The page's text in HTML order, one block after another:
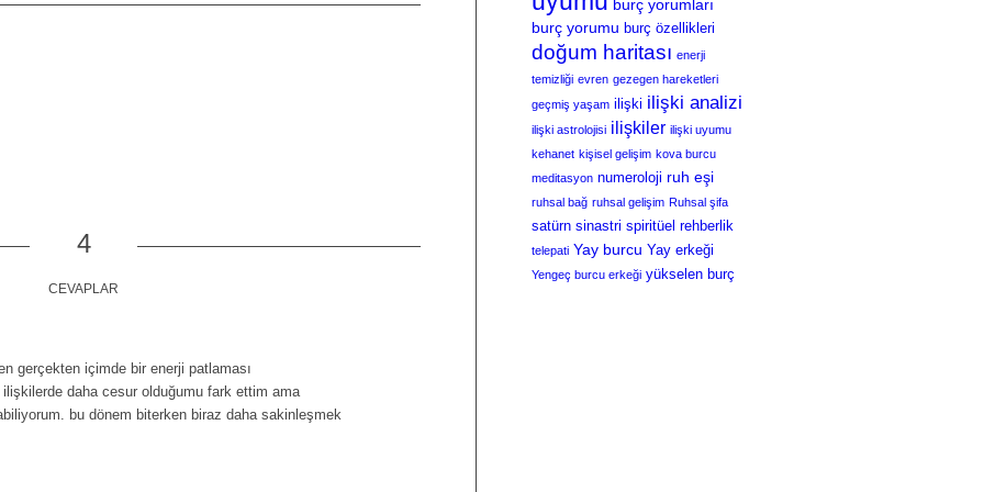
4
CEVAPLAR
gerçekten içimde bir enerji patlaması
daha cesur olduğumu fark ettim ama
bu dönem biterken biraz daha sakinleşmek
burç yorumları
burç yorumu burç özellikleri
doğum haritası enerji
temizliği evren gezegen hareketleri
geçmiş yaşam ilişki ilişki analizi
ilişki astrolojisi ilişkiler ilişki uyumu
kehanet kişisel gelişim kova burcu
meditasyon numeroloji ruh eşi
ruhsal bağ ruhsal gelişim Ruhsal şifa
satürn sinastri spiritüel rehberlik
telepati Yay burcu Yay erkeği
Yengeç burcu erkeği yükselen burç